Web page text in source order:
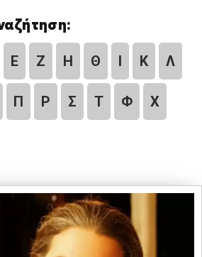
Ε Ζ Η Θ Ι Κ Λ
Π Ρ Σ Τ Φ Χ